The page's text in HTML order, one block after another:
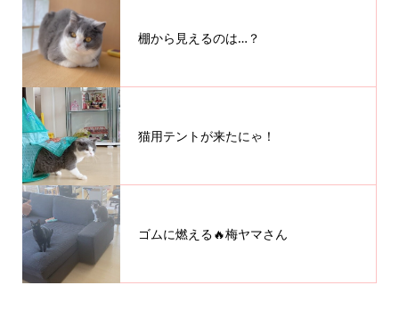
棚から見えるのは…？
猫用テントが来たにゃ！
ゴムに燃える🔥梅ヤマさん